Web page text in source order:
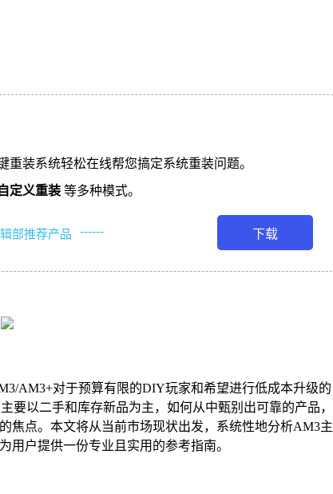
装系统轻松在线帮您搞定系统重装问题。
自定义重装 等多种模式。
部推荐产品 ------ 下载
AM3+对于预算有限的DIY玩家和希望进行低成本升级的
要以二手和库存新品为主，如何从中甄别出可靠的产品，
焦点。本文将从当前市场现状出发，系统性地分析AM3主
用户提供一份专业且实用的参考指南。